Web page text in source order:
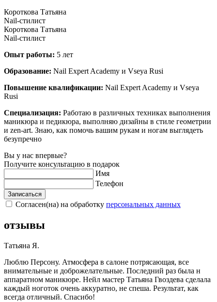
Короткова Татьяна
Nail-стилист
Короткова Татьяна
Nail-стилист
Опыт работы: 5 лет
Образование: Nail Expert Academy и Vseya Rusi
Повышение квалификации: Nail Expert Academy и Vseya
Rusi
Специализация: Работаю в различных техниках выполнения
маникюра и педикюра, выполняю дизайны в стиле геометрии
и zen-art. Знаю, как помочь вашим рукам и ногам выглядеть
безупречно
Вы у нас впервые?
Получите консультацию в подарок
Имя
Телефон
Записаться
Согласен(на) на обработку персональных данных
отзывы
Татьяна Я.
Люблю Персону. Атмосфера в салоне потрясающая, все
внимательные и доброжелательные. Последний раз была н
аппаратном маникюре. Нейл мастер Татьяна Гвоздева сделала
каждый ноготок очень аккуратно, не спеша. Результат, как
всегда отличный. Спасибо!